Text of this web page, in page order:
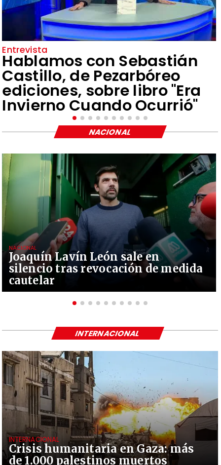
Entrevista
Hablamos con Sebastián
Castillo, de Pezarbóreo
ediciones, sobre libro "Era
Invierno Cuando Ocurrió"
Joaquín Lavín León sale en
silencio tras revocación de medida
cautelar
NACIONAL
NACIONAL
Crisis humanitaria en Gaza: más
de 1.000 palestinos muertos
INTERNACIONAL
INTERNACIONAL